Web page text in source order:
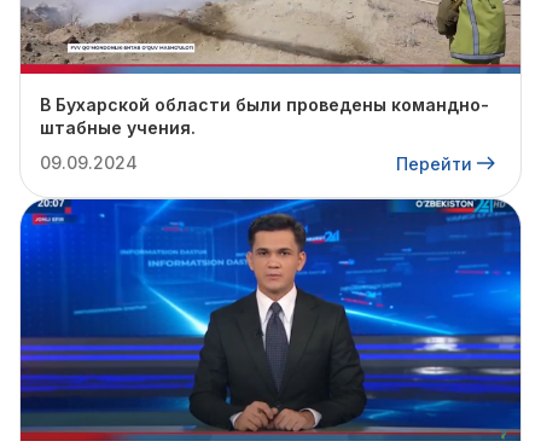
В Бухарской области были проведены командно-
штабные учения.
09.09.2024
Перейти